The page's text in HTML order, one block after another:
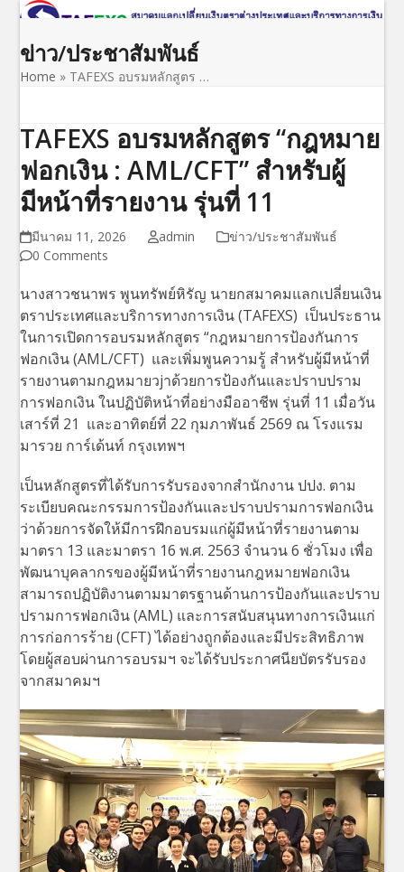
Skip
content
Open
mobile
menu
Close
mobile
menu
ข่าว/ประชาสัมพันธ์
Home » TAFEXS อบรมหลักสูตร …
TAFEXS อบรมหลักสูตร “กฎหมาย
ฟอกเงิน : AML/CFT” สำหรับผู้
มีหน้าที่รายงาน รุ่นที่ 11
มีนาคม 11, 2026 admin
ข่าว/ประชาสัมพันธ์
0 Comments
นางสาวชนาพร พูนทรัพย์หิรัญ นายกสมาคมแลกเปลี่ยนเงิน
ตราประเทศและบริการทางการเงิน (TAFEXS) เป็นประธาน
ในการเปิดการอบรมหลักสูตร “กฎหมายการป้องกันการ
ฟอกเงิน (AML/CFT) และเพิ่มพูนความรู้ สำหรับผู้มีหน้าที่
รายงานตามกฎหมายวjาด้วยการป้องกันและปราบปราม
การฟอกเงิน ในปฏิบัติหน้าที่อย่างมืออาชีพ รุ่นที่ 11 เมื่อวัน
เสาร์ที่ 21 และอาทิตย์ที่ 22 กุมภาพันธ์ 2569 ณ โรงแรม
มารวย การ์เด้นท์ กรุงเทพฯ
เป็นหลักสูตรที่ได้รับการรับรองจากสำนักงาน ปปง. ตาม
ระเบียบคณะกรรมการป้องกันและปราบปรามการฟอกเงิน
ว่าด้วยการจัดให้มีการฝึกอบรมแก่ผู้มีหน้าที่รายงานตาม
มาตรา 13 และมาตรา 16 พ.ศ. 2563 จำนวน 6 ชั่วโมง เพื่อ
พัฒนาบุคลากรของผู้มีหน้าที่รายงานกฎหมายฟอกเงิน
สามารถปฏิบัติงานตามมาตรฐานด้านการป้องกันและปราบ
ปรามการฟอกเงิน (AML) และการสนับสนุนทางการเงินแก่
การก่อการร้าย (CFT) ได้อย่างถูกต้องและมีประสิทธิภาพ
โดยผู้สอบผ่านการอบรมฯ จะได้รับประกาศนียบัตรรับรอง
จากสมาคมฯ